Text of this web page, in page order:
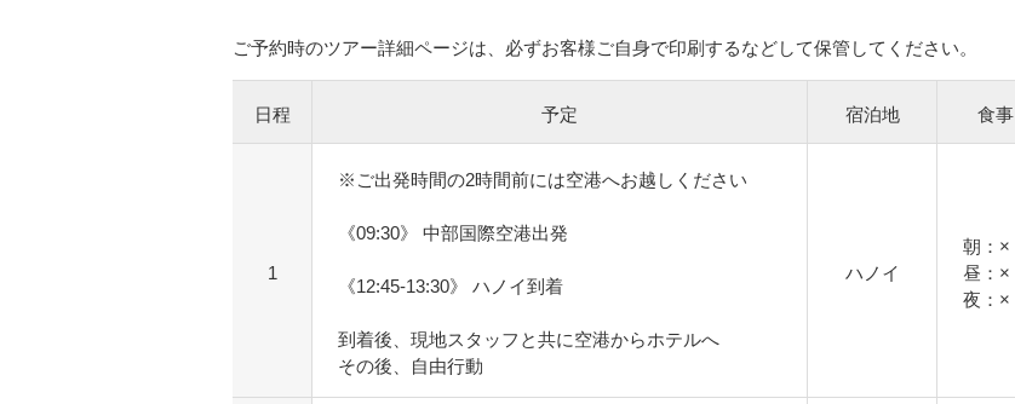
ご予約時のツアー詳細ページは、必ずお客様ご自身で印刷するなどして保管してください。
日程 予定 宿泊地 食事
1
※ご出発時間の2時間前には空港へお越しください
《09:30》 中部国際空港出発
《12:45-13:30》 ハノイ到着
到着後、現地スタッフと共に空港からホテルへ
その後、自由行動
ハノイ
朝：×
昼：×
夜：×